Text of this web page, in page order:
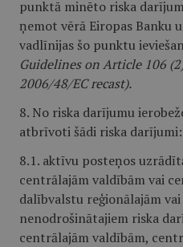
punktā minēto riska
ņemot vērā Eiropas Banku
vadlīnijas šo punktu
Guidelines on Article 106
2006/48/EC recast).
8. No riska darījumu
atbrīvoti šādi riska darījumi:
8.1. aktīvu posteņos
centrālajām valdībām vai
dalībvalstu reģionālajām
nenodrošinātajiem riska
centrālajām valdībām,